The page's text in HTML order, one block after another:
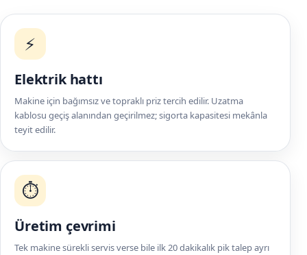
⚡
Elektrik hattı
Makine için bağımsız ve topraklı priz tercih edilir. Uzatma
kablosu geçiş alanından geçirilmez; sigorta kapasitesi mekânla
teyit edilir.
⏱️
Üretim çevrimi
Tek makine sürekli servis verse bile ilk 20 dakikalık pik talep ayrı